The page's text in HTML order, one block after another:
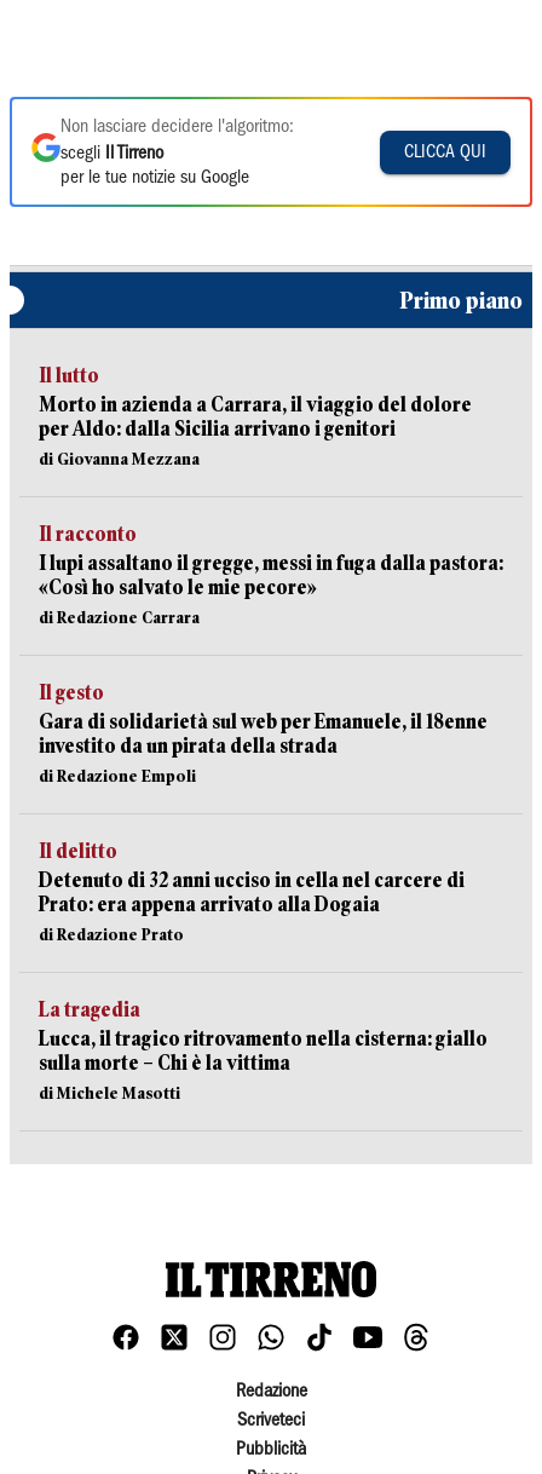
Non lasciare decidere l'algoritmo:
scegli
Il Tirreno
per le tue notizie su Google
CLICCA QUI
Primo piano
Il lutto
Morto in azienda a Carrara, il viaggio del dolore
per Aldo: dalla Sicilia arrivano i genitori
di Giovanna Mezzana
Il racconto
I lupi assaltano il gregge, messi in fuga dalla pastora:
«Così ho salvato le mie pecore»
di Redazione Carrara
Il gesto
Gara di solidarietà sul web per Emanuele, il 18enne
investito da un pirata della strada
di Redazione Empoli
Il delitto
Detenuto di 32 anni ucciso in cella nel carcere di
Prato: era appena arrivato alla Dogaia
di Redazione Prato
La tragedia
Lucca, il tragico ritrovamento nella cisterna: giallo
sulla morte – Chi è la vittima
di Michele Masotti
Redazione
Scriveteci
Pubblicità